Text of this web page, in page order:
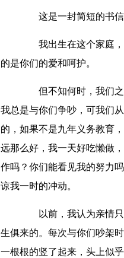
这是一封简短的书信
我出生在这个家庭，
的是你们的爱和呵护。
但不知何时，我们之
我总是与你们争吵，可我们
的，如果不是九年义务教育
远那么好，我一天好吃懒做
作吗？你们能看见我的努力
谅我一时的冲动。
以前，我认为亲情只
生俱来的。每次与你们吵架
一根根的竖了起来，头上似